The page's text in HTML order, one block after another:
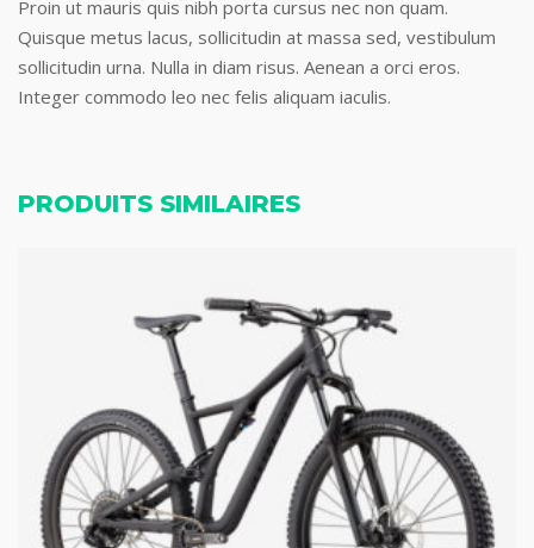
Proin ut mauris quis nibh porta cursus nec non quam.
Quisque metus lacus, sollicitudin at massa sed, vestibulum
sollicitudin urna. Nulla in diam risus. Aenean a orci eros.
Integer commodo leo nec felis aliquam iaculis.
PRODUITS SIMILAIRES